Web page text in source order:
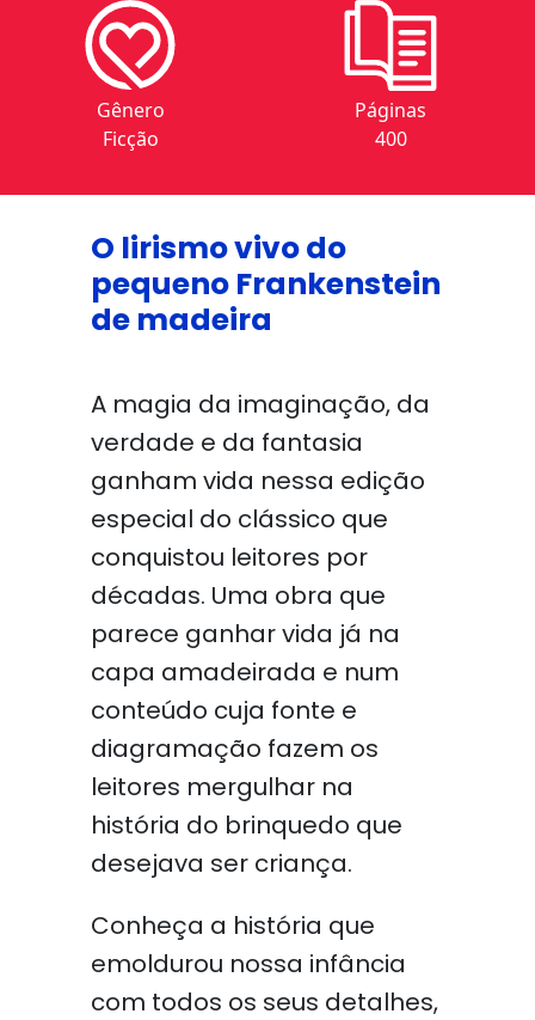
Gênero
Ficção
Páginas
400
O lirismo vivo do
pequeno Frankenstein
de madeira
A magia da imaginação, da
verdade e da fantasia
ganham vida nessa edição
especial do clássico que
conquistou leitores por
décadas. Uma obra que
parece ganhar vida já na
capa amadeirada e num
conteúdo cuja fonte e
diagramação fazem os
leitores mergulhar na
história do brinquedo que
desejava ser criança.
Conheça a história que
emoldurou nossa infância
com todos os seus detalhes,